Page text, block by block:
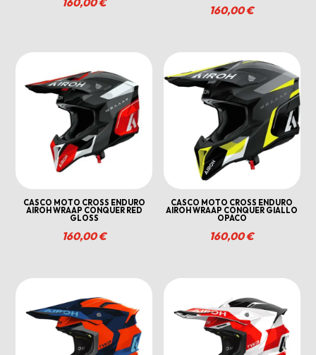
160,00€
CASCO MOTO CROSS ENDURO
AIROH WRAAP CONQUER RED
GLOSS
160,00€
CASCO MOTO CROSS ENDURO
AIROH WRAAP CONQUER GIALLO
OPACO
160,00€